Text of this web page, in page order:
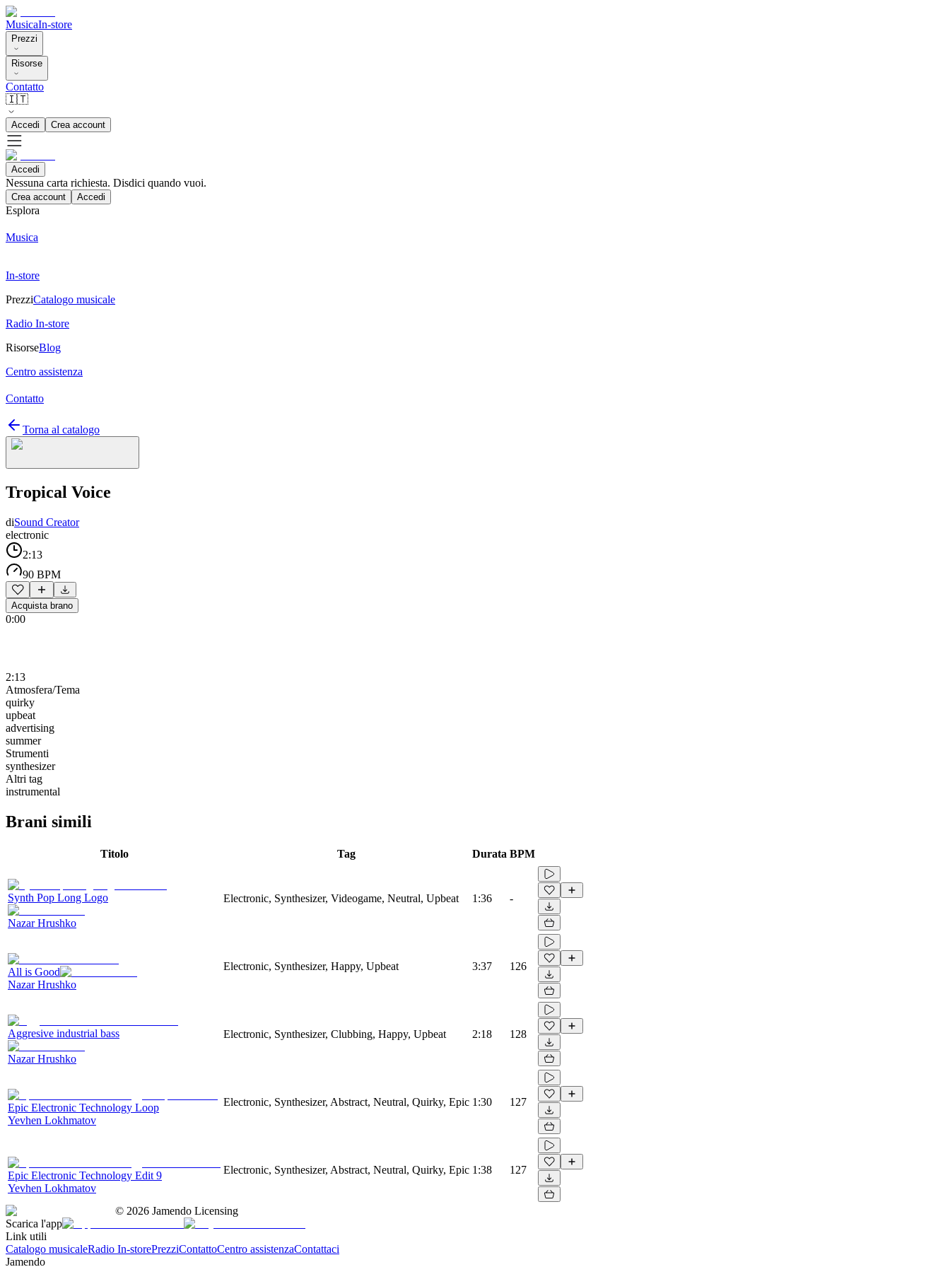
MusicaIn-store
Prezzi
Risorse
Contatto
🇮🇹
Accedi Crea account
Accedi
Nessuna carta richiesta. Disdici quando vuoi.
Crea account Accedi
Esplora
Musica
In-store
PrezziCatalogo musicale
Radio In-store
RisorseBlog
Centro assistenza
Contatto
Torna al catalogo
Tropical Voice
diSound Creator
electronic
2:13
90 BPM
Acquista brano
0:00
2:13
Atmosfera/Tema
quirky
upbeat
advertising
summer
Strumenti
synthesizer
Altri tag
instrumental
Brani simili
Titolo Tag Durata BPM
Synth Pop Long Logo
Nazar Hrushko
Electronic, Synthesizer, Videogame, Neutral, Upbeat 1:36 -
All is Good
Nazar Hrushko
Electronic, Synthesizer, Happy, Upbeat 3:37 126
Aggresive industrial bass
Nazar Hrushko
Electronic, Synthesizer, Clubbing, Happy, Upbeat 2:18 128
Epic Electronic Technology Loop
Yevhen Lokhmatov
Electronic, Synthesizer, Abstract, Neutral, Quirky, Epic 1:30 127
Epic Electronic Technology Edit 9
Yevhen Lokhmatov
Electronic, Synthesizer, Abstract, Neutral, Quirky, Epic 1:38 127
© 2026 Jamendo Licensing
Scarica l'app
Link utili
Catalogo musicaleRadio In-storePrezziContattoCentro assistenzaContattaci
Jamendo